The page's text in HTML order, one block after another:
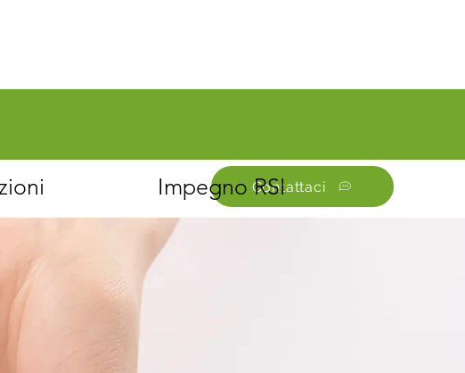
Contattaci
Impegno RSI